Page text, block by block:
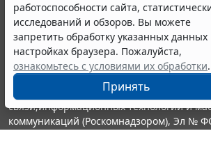
работоспособности сайта,
исследований и обзоров. Вы можете
запретить обработку указанных данных
настройках браузера. Пожалуйста,
ознакомьтесь с условиями их обработки.
Принять
© ООО "НПП "ГАРАНТ-СЕРВИС", 2026.
выпускается с 1990 года. Компания
являются участниками Российской
информации ГАРАНТ.
Портал ГАРАНТ.РУ зарегистрирован в
издания Федеральной службой по
связи,информационных технологий и
коммуникаций (Роскомнадзором), Эл №